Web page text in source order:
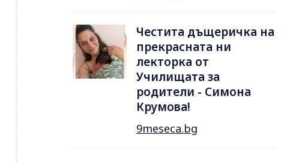
Честита дъщеричка на
прекрасната ни
лекторка от
Училищата за
родители - Симона
Крумова!
9meseca.bg